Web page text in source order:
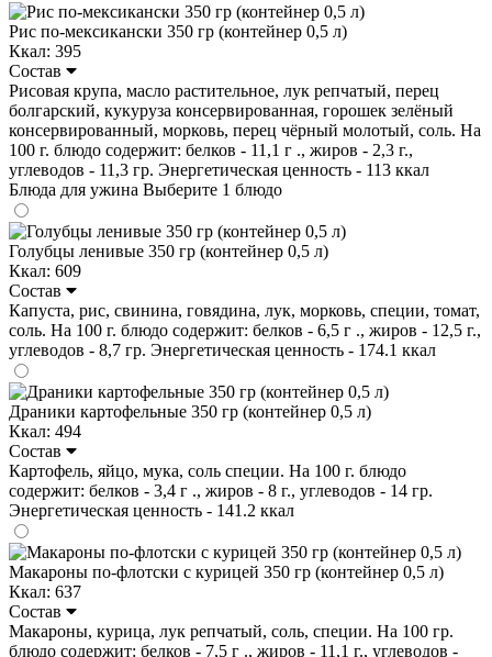
Рис по-мексикански 350 гр (контейнер 0,5 л)
Ккал: 395
Состав
Рисовая крупа, масло растительное, лук репчатый, перец
болгарский, кукуруза консервированная, горошек зелёный
консервированный, морковь, перец чёрный молотый, соль. На
100 г. блюдо содержит: белков - 11,1 г ., жиров - 2,3 г.,
углеводов - 11,3 гр. Энергетическая ценность - 113 ккал
Блюда для ужина Выберите 1 блюдо
Голубцы ленивые 350 гр (контейнер 0,5 л)
Ккал: 609
Состав
Капуста, рис, свинина, говядина, лук, морковь, специи, томат,
соль. На 100 г. блюдо содержит: белков - 6,5 г ., жиров - 12,5 г.,
углеводов - 8,7 гр. Энергетическая ценность - 174.1 ккал
Драники картофельные 350 гр (контейнер 0,5 л)
Ккал: 494
Состав
Картофель, яйцо, мука, соль специи. На 100 г. блюдо
содержит: белков - 3,4 г ., жиров - 8 г., углеводов - 14 гр.
Энергетическая ценность - 141.2 ккал
Макароны по-флотски с курицей 350 гр (контейнер 0,5 л)
Ккал: 637
Состав
Макароны, курица, лук репчатый, соль, специи. На 100 гр.
блюдо содержит: белков - 7,5 г ., жиров - 11,1 г., углеводов -